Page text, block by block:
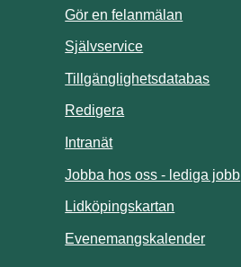
Gör en felanmälan
SjälvserviceLänk till annan
Tillgänglighetsdatabas
Redigera
IntranätLänk till annan
Jobba hos oss - lediga jobb
Lidköpingskartan
EvenemangskalenderLänk